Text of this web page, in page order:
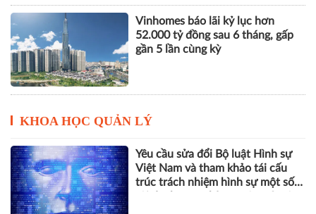
Vinhomes báo lãi kỷ lục hơn
52.000 tỷ đồng sau 6 tháng, gấp
gần 5 lần cùng kỳ
KHOA HỌC QUẢN LÝ
Yêu cầu sửa đổi Bộ luật Hình sự
Việt Nam và tham khảo tái cấu
trúc trách nhiệm hình sự một số